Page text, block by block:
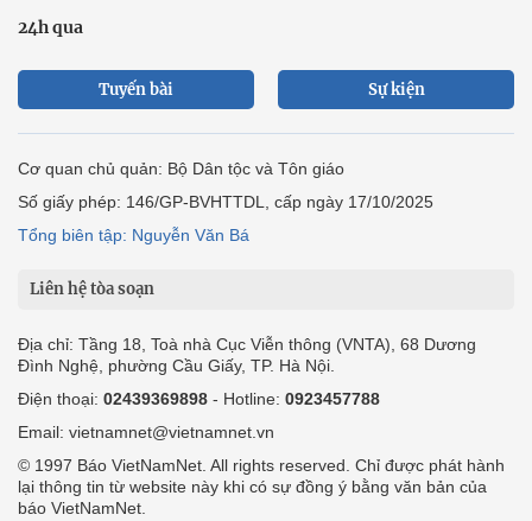
24h qua
Tuyến bài Sự kiện
Cơ quan chủ quản: Bộ Dân tộc và Tôn giáo
Số giấy phép: 146/GP-BVHTTDL, cấp ngày 17/10/2025
Tổng biên tập: Nguyễn Văn Bá
Liên hệ tòa soạn
Địa chỉ: Tầng 18, Toà nhà Cục Viễn thông (VNTA), 68 Dương
Đình Nghệ, phường Cầu Giấy, TP. Hà Nội.
Điện thoại: 02439369898 - Hotline: 0923457788
Email: vietnamnet@vietnamnet.vn
© 1997 Báo VietNamNet. All rights reserved. Chỉ được phát hành
lại thông tin từ website này khi có sự đồng ý bằng văn bản của
báo VietNamNet.